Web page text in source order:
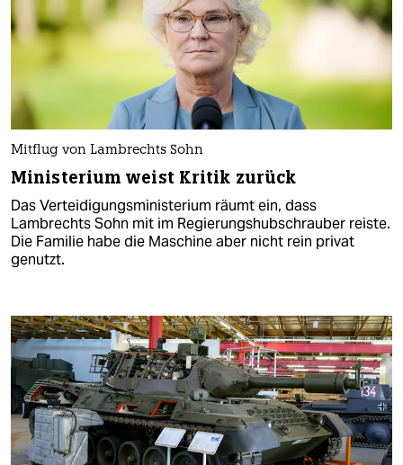
Mitflug von Lambrechts Sohn
Ministerium weist Kritik zurück
Das Verteidigungsministerium räumt ein, dass
Lambrechts Sohn mit im Regierungshubschrauber reiste.
Die Familie habe die Maschine aber nicht rein privat
genutzt.